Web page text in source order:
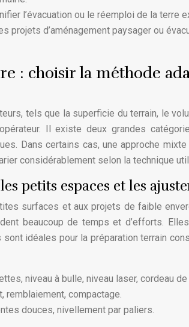
l’évacuation ou le réemploi de la terre
projets d’aménagement paysager ou
: choisir la méthode
tels que la superficie du terrain, le
Il existe deux grandes
Dans certains cas, une approche
considérablement selon la technique
petits espaces et les
surfaces et aux projets de faible
beaucoup de temps et d’efforts.
idéales pour la préparation terrain
niveau à bulle, niveau laser, cordeau
remblaiement, compactage.
douces, nivellement par paliers.